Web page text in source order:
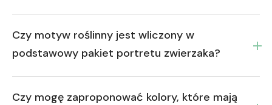
Czy motyw roślinny jest wliczony w
podstawowy pakiet portretu zwierzaka?
Czy mogę zaproponować kolory, które mają